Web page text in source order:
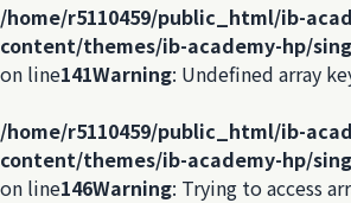
/home/r5110459/public_html/ib-
content/themes/ib-academy-hp/
on line141Warning: Undefined array
/home/r5110459/public_html/ib-
content/themes/ib-academy-hp/
on line146Warning: Trying to access